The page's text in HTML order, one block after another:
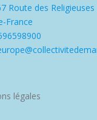
Route des Religieuses
France
légales